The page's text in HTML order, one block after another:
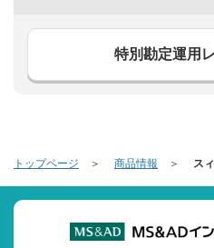
特別勘定運用
トップページ 商品情報 ス